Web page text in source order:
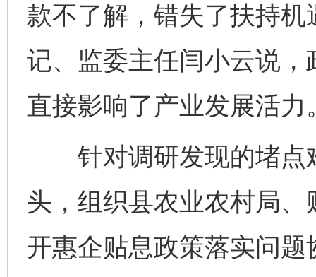
款不了解，错失了扶持机
记、监委主任闫小云说，
直接影响了产业发展活力
针对调研发现的堵点
头，组织县农业农村局
开惠企贴息政策落实问